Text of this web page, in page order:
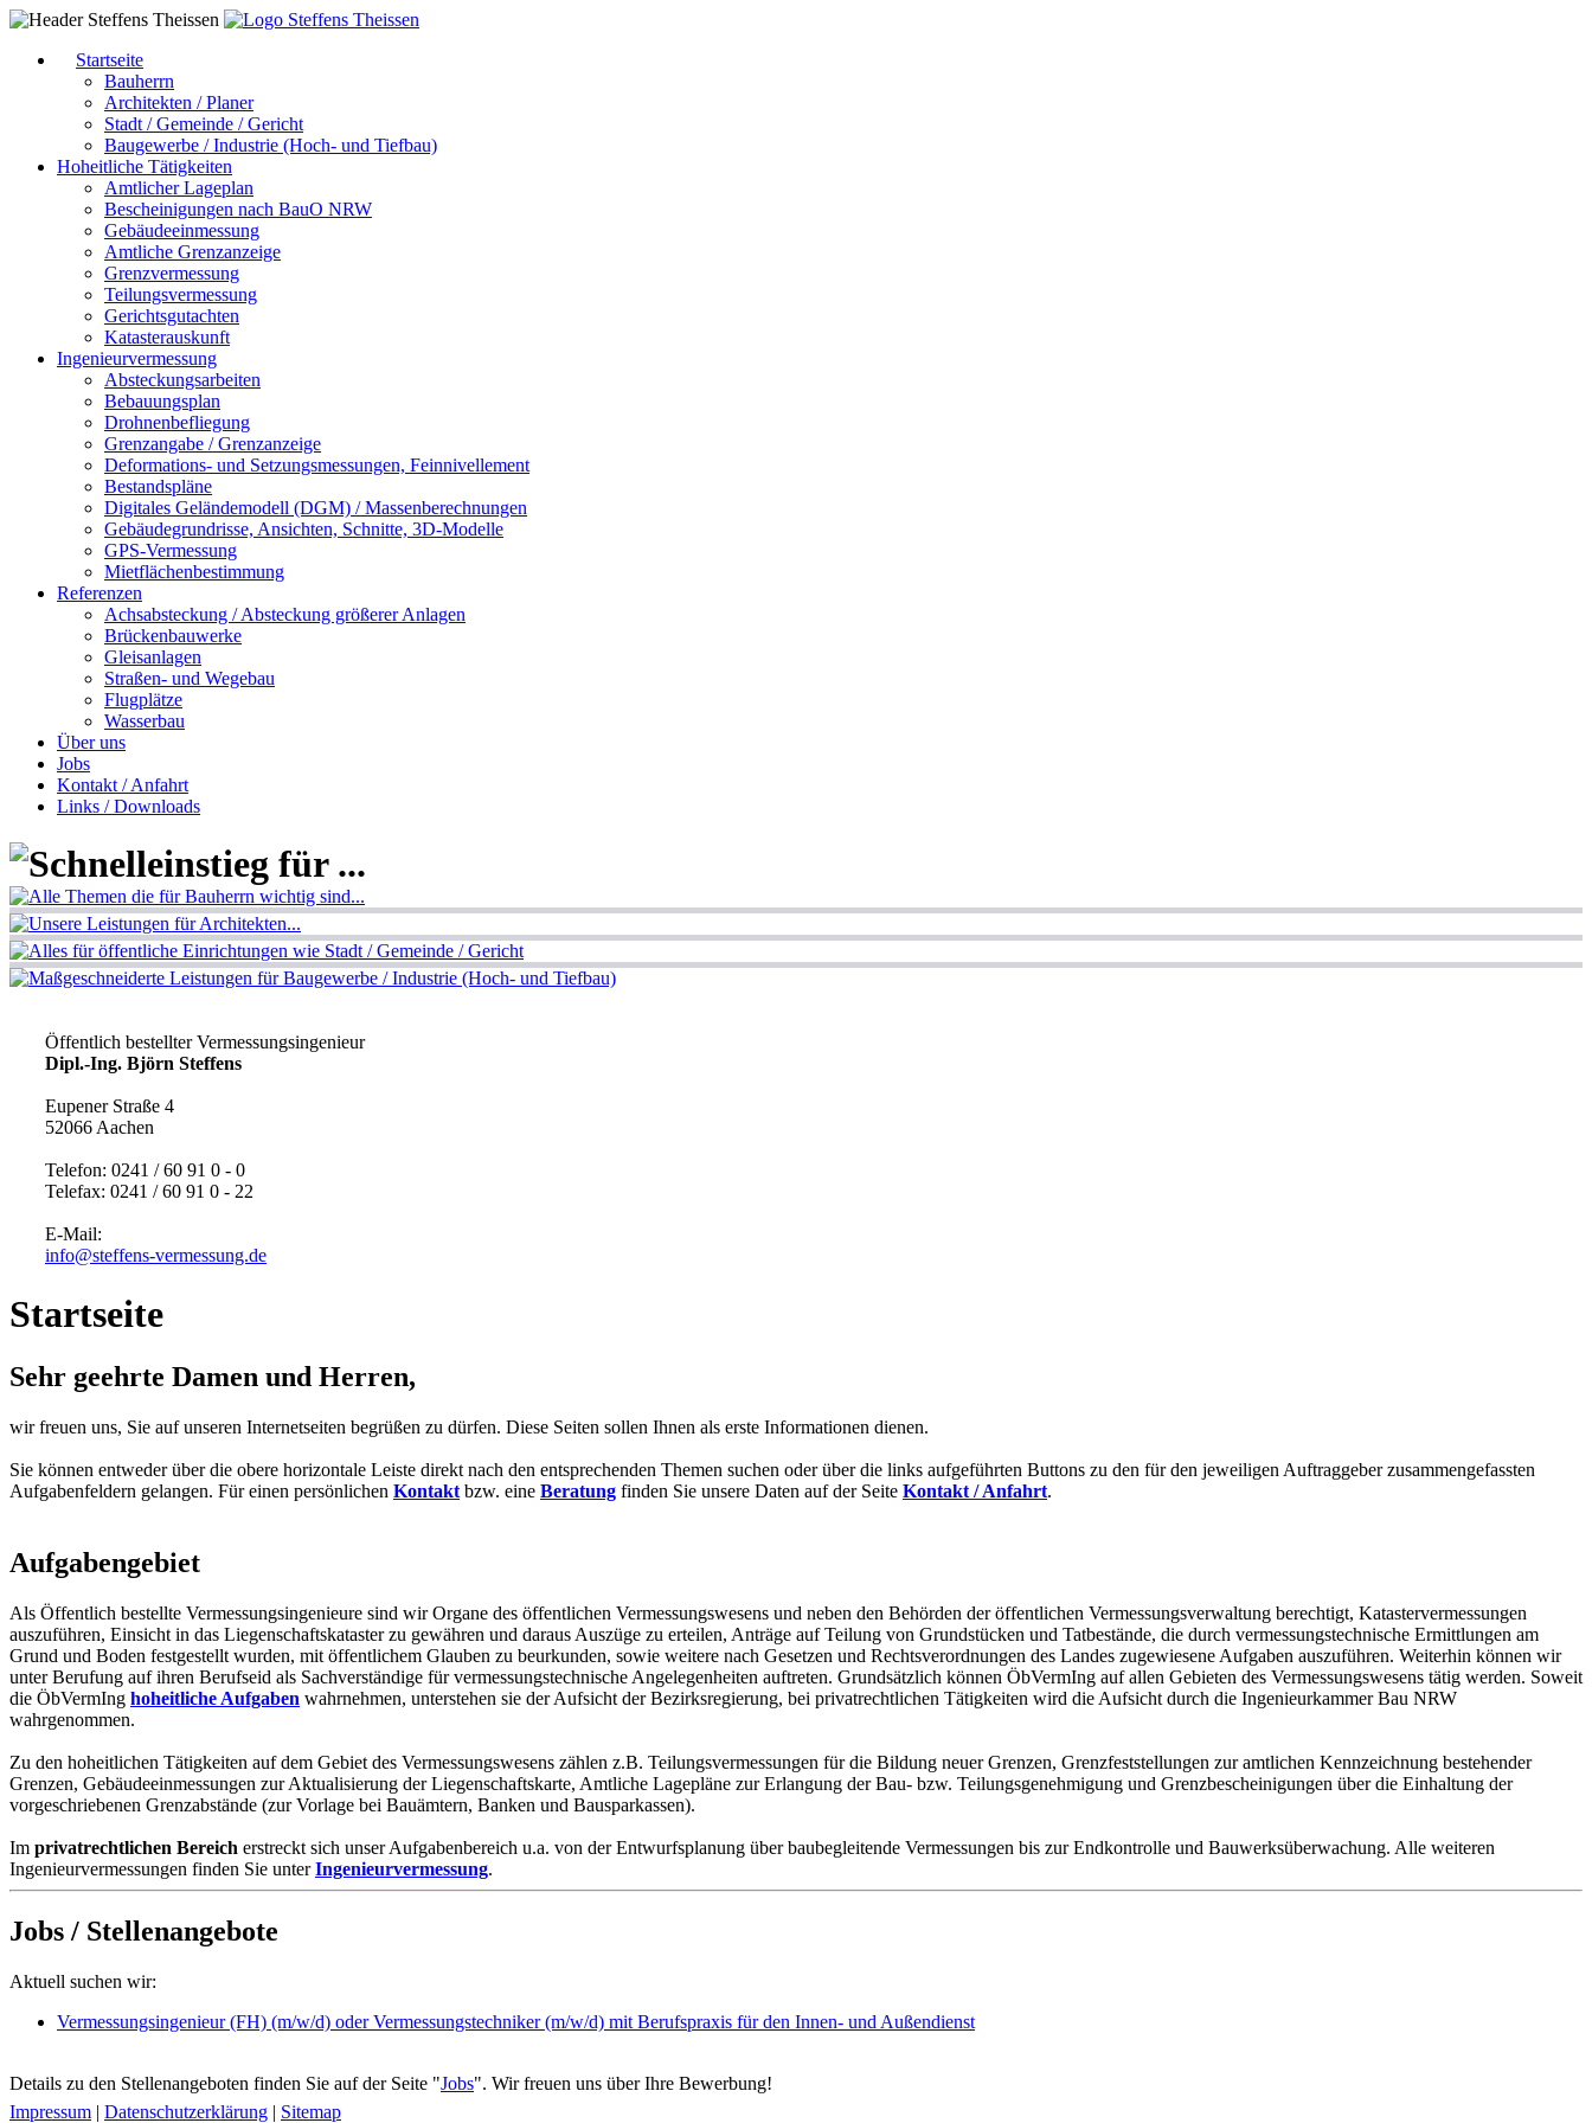
Startseite
Bauherrn
Architekten / Planer
Stadt / Gemeinde / Gericht
Baugewerbe / Industrie (Hoch- und Tiefbau)
Hoheitliche Tätigkeiten
Amtlicher Lageplan
Bescheinigungen nach BauO NRW
Gebäudeeinmessung
Amtliche Grenzanzeige
Grenzvermessung
Teilungsvermessung
Gerichtsgutachten
Katasterauskunft
Ingenieurvermessung
Absteckungsarbeiten
Bebauungsplan
Drohnenbefliegung
Grenzangabe / Grenzanzeige
Deformations- und Setzungsmessungen, Feinnivellement
Bestandspläne
Digitales Geländemodell (DGM) / Massenberechnungen
Gebäudegrundrisse, Ansichten, Schnitte, 3D-Modelle
GPS-Vermessung
Mietflächenbestimmung
Referenzen
Achsabsteckung / Absteckung größerer Anlagen
Brückenbauwerke
Gleisanlagen
Straßen- und Wegebau
Flugplätze
Wasserbau
Über uns
Jobs
Kontakt / Anfahrt
Links / Downloads
Öffentlich bestellter Vermessungsingenieur
Dipl.-Ing. Björn Steffens
Eupener Straße 4
52066 Aachen
Telefon: 0241 / 60 91 0 - 0
Telefax: 0241 / 60 91 0 - 22
E-Mail:
info@steffens-vermessung.de
Startseite
Sehr geehrte Damen und Herren,
wir freuen uns, Sie auf unseren Internetseiten begrüßen zu dürfen. Diese Seiten sollen Ihnen als erste Informationen dienen.
Sie können entweder über die obere horizontale Leiste direkt nach den entsprechenden Themen suchen oder über die links aufgeführten Buttons zu den für den jeweiligen Auftraggeber zusammengefassten
Aufgabenfeldern gelangen. Für einen persönlichen Kontakt bzw. eine Beratung finden Sie unsere Daten auf der Seite Kontakt / Anfahrt.
Aufgabengebiet
Als Öffentlich bestellte Vermessungsingenieure sind wir Organe des öffentlichen Vermessungswesens und neben den Behörden der öffentlichen Vermessungsverwaltung berechtigt, Katastervermessungen
auszuführen, Einsicht in das Liegenschaftskataster zu gewähren und daraus Auszüge zu erteilen, Anträge auf Teilung von Grundstücken und Tatbestände, die durch vermessungstechnische Ermittlungen am
Grund und Boden festgestellt wurden, mit öffentlichem Glauben zu beurkunden, sowie weitere nach Gesetzen und Rechtsverordnungen des Landes zugewiesene Aufgaben auszuführen. Weiterhin können wir
unter Berufung auf ihren Berufseid als Sachverständige für vermessungstechnische Angelegenheiten auftreten. Grundsätzlich können ÖbVermIng auf allen Gebieten des Vermessungswesens tätig werden. Soweit
die ÖbVermIng hoheitliche Aufgaben wahrnehmen, unterstehen sie der Aufsicht der Bezirksregierung, bei privatrechtlichen Tätigkeiten wird die Aufsicht durch die Ingenieurkammer Bau NRW
wahrgenommen.
Zu den hoheitlichen Tätigkeiten auf dem Gebiet des Vermessungswesens zählen z.B. Teilungsvermessungen für die Bildung neuer Grenzen, Grenzfeststellungen zur amtlichen Kennzeichnung bestehender
Grenzen, Gebäudeeinmessungen zur Aktualisierung der Liegenschaftskarte, Amtliche Lagepläne zur Erlangung der Bau- bzw. Teilungsgenehmigung und Grenzbescheinigungen über die Einhaltung der
vorgeschriebenen Grenzabstände (zur Vorlage bei Bauämtern, Banken und Bausparkassen).
Im privatrechtlichen Bereich erstreckt sich unser Aufgabenbereich u.a. von der Entwurfsplanung über baubegleitende Vermessungen bis zur Endkontrolle und Bauwerksüberwachung. Alle weiteren
Ingenieurvermessungen finden Sie unterIngenieurvermessung.
Jobs / Stellenangebote
Aktuell suchen wir:
Vermessungsingenieur (FH) (m/w/d) oder Vermessungstechniker (m/w/d) mit Berufspraxis für den Innen- und Außendienst
Details zu den Stellenangeboten finden Sie auf der Seite "Jobs". Wir freuen uns über Ihre Bewerbung!
Impressum | Datenschutzerklärung | Sitemap